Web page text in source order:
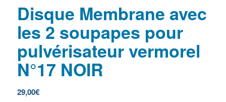
Disque Membrane avec
les 2 soupapes pour
pulvérisateur vermorel
N°17 NOIR
29,00€